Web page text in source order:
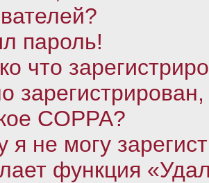
пароль!
что
COPPA?
я не могу
функция